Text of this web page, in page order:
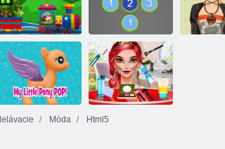
Zápas s ovocím
Atómy on-line
null
Abecedný vlak
Matematické
stopy
Móda Html5